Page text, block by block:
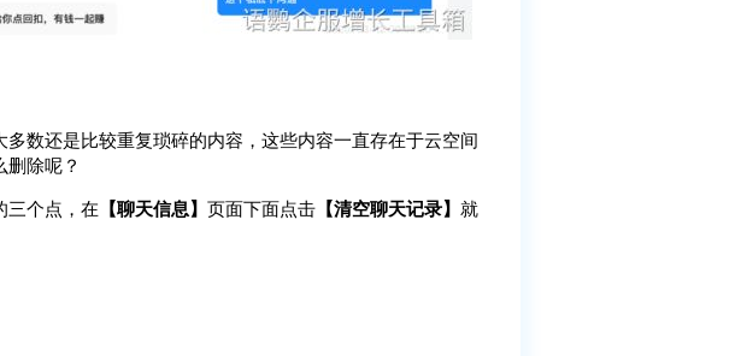
数还是比较重复琐碎的内容，这些内容一直存在于云空间
除呢？
三个点，在 【聊天信息】 页面下面点击 【清空聊天记录】 就